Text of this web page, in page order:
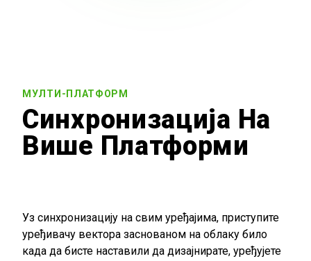
МУЛТИ-ПЛАТФОРМ
Синхронизација На
Више Платформи
Уз синхронизацију на свим уређајима, приступите
уређивачу вектора заснованом на облаку било
када да бисте наставили да дизајнирате, уређујете